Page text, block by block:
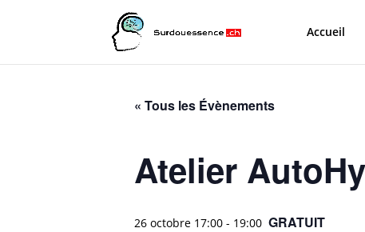
Accueil
« Tous les Évènements
Atelier
26 octobre 17:00 - 19:00 GRATUIT